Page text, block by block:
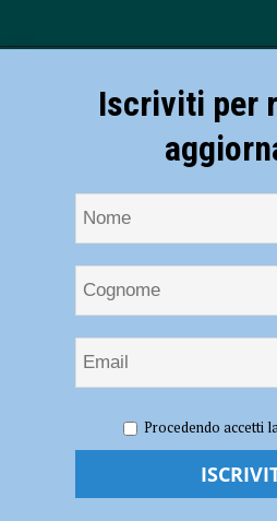
terrore per due coniugi a Bettola:
su un’auto e derubati
Notte di terrore per
Iscriviti per
Procedendo accetti